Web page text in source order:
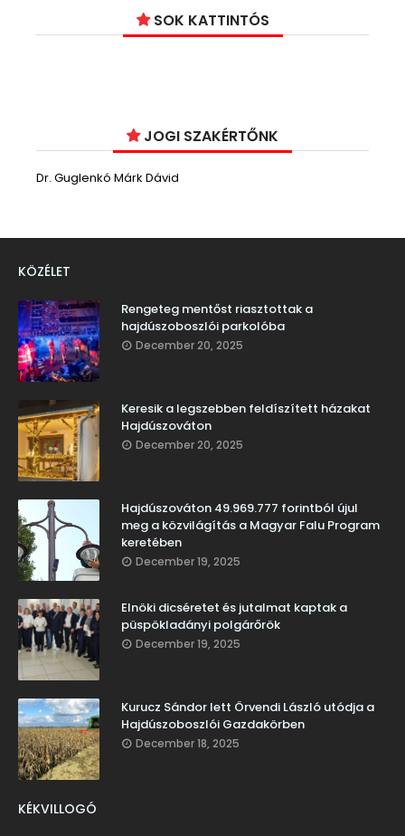
SOK KATTINTÓS
JOGI SZAKÉRTŐNK
Dr. Guglenkó Márk Dávid
KÖZÉLET
Rengeteg mentőst riasztottak a
hajdúszoboszlói parkolóba
December 20, 2025
Keresik a legszebben feldíszített házakat
Hajdúszováton
December 20, 2025
Hajdúszováton 49.969.777 forintból újul
meg a közvilágítás a Magyar Falu Program
keretében
December 19, 2025
Elnöki dicséretet és jutalmat kaptak a
püspökladányi polgárőrök
December 19, 2025
Kurucz Sándor lett Örvendi László utódja a
Hajdúszoboszlói Gazdakörben
December 18, 2025
KÉKVILLOGÓ